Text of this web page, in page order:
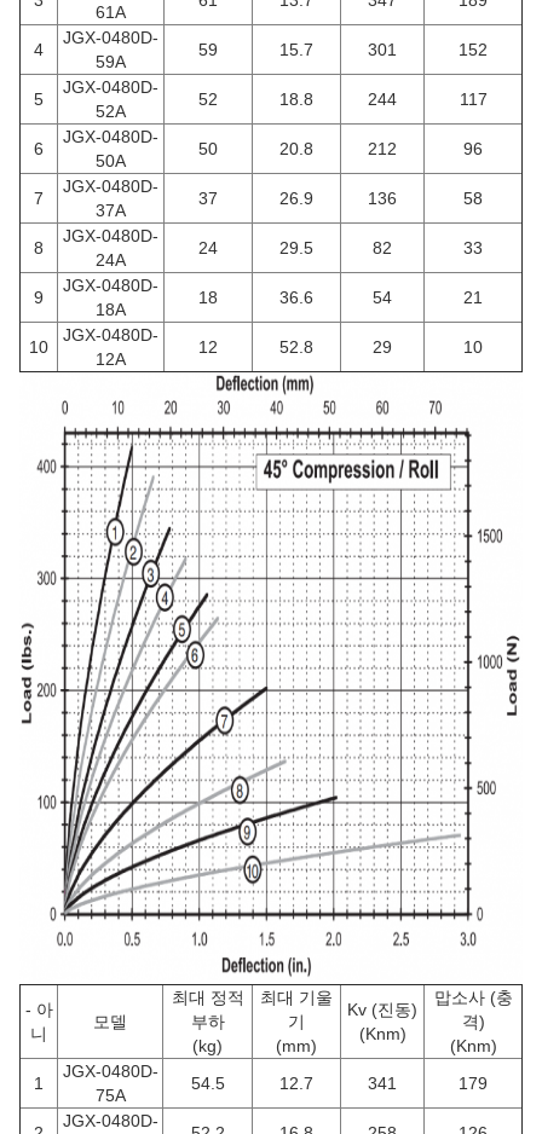
61A
4
JGX-0480D-
59A
59 15.7 301 152
5
JGX-0480D-
52A
52 18.8 244 117
6
JGX-0480D-
50A
50 20.8 212 96
7
JGX-0480D-
37A
37 26.9 136 58
8
JGX-0480D-
24A
24 29.5 82 33
9
JGX-0480D-
18A
18 36.6 54 21
10
JGX-0480D-
12A
12 52.8 29 10
- 아
니
모델
최대 정적
부하
(kg)
최대 기울
기
(mm)
Kv (진동)
(Knm)
맙소사 (충
격)
(Knm)
1
JGX-0480D-
75A
54.5 12.7 341 179
JGX-0480D-